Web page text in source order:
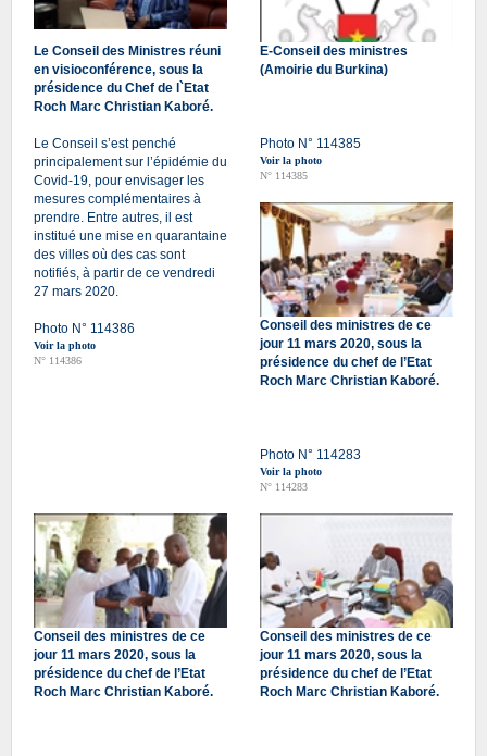
Le Conseil des Ministres réuni
en visioconférence, sous la
présidence du Chef de l`Etat
Roch Marc Christian Kaboré.
Le Conseil s’est penché
principalement sur l’épidémie du
Covid-19, pour envisager les
mesures complémentaires à
prendre. Entre autres, il est
institué une mise en quarantaine
des villes où des cas sont
notifiés, à partir de ce vendredi
27 mars 2020.
Photo N° 114386
Voir la photo
N° 114386
E-Conseil des ministres
(Amoirie du Burkina)
Photo N° 114385
Voir la photo
N° 114385
Conseil des ministres de ce
jour 11 mars 2020, sous la
présidence du chef de l’Etat
Roch Marc Christian Kaboré.
Photo N° 114283
Voir la photo
N° 114283
Conseil des ministres de ce
jour 11 mars 2020, sous la
présidence du chef de l’Etat
Roch Marc Christian Kaboré.
Conseil des ministres de ce
jour 11 mars 2020, sous la
présidence du chef de l’Etat
Roch Marc Christian Kaboré.